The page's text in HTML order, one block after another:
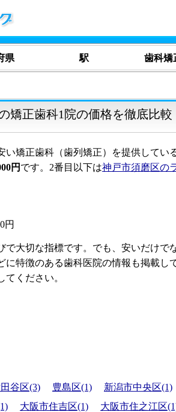
県 駅 歯科矯
矯正歯科1院の価格を徹底比較
矯正歯科（歯列矯正）を提供してい
円 です。2番目以下は神戸市須磨区の
円
で大切な指標です。でも、安いだけで
特徴のある歯科医院の情報も掲載し
ください。
谷区(3) 豊島区(1) 新潟市中央区(1)
大阪市住吉区(1) 大阪市住之江区